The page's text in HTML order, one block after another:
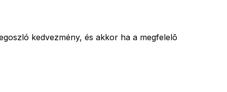
kedvezmény, és akkor ha a megfelelõ